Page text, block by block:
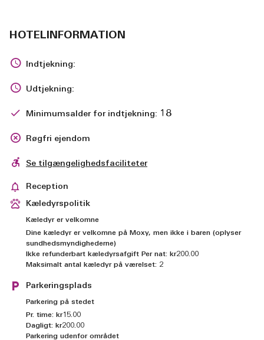
HOTELINFORMATION
Indtjekning:
Udtjekning:
Minimumsalder for indtjekning: 18
Røgfri ejendom
Se tilgængelighedsfaciliteter
Reception
Kæledyrspolitik
Kæledyr er velkomne
Dine kæledyr er velkomne på Moxy, men ikke i baren (oplyser
sundhedsmyndighederne)
Ikke refunderbart kæledyrsafgift Per nat: kr200.00
Maksimalt antal kæledyr på værelset: 2
Parkeringsplads
Parkering på stedet
Pr. time: kr15.00
Dagligt: kr200.00
Parkering udenfor området